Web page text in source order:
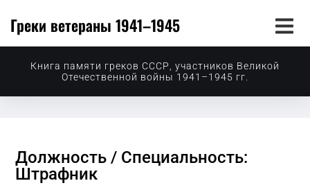
Греки ветераны 1941–1945
Книга памяти греков СССР, участников Великой
Отечественной войны 1941–1945 гг.
Должность / Специальность:
Штрафник